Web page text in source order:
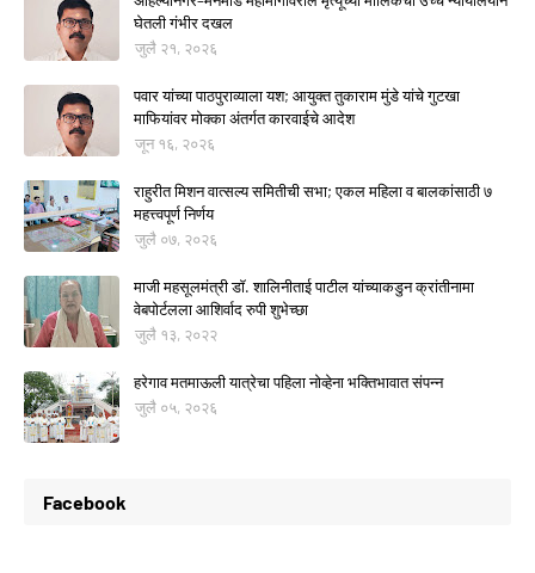
घेतली गंभीर दखल
जुलै २१, २०२६
पवार यांच्या पाठपुराव्याला यश; आयुक्त तुकाराम मुंडे यांचे गुटखा
माफियांवर मोक्का अंतर्गत कारवाईचे आदेश
जून १६, २०२६
राहुरीत मिशन वात्सल्य समितीची सभा; एकल महिला व बालकांसाठी ७
महत्त्वपूर्ण निर्णय
जुलै ०७, २०२६
माजी महसूलमंत्री डॉ. शालिनीताई पाटील यांच्याकडुन क्रांतीनामा
वेबपोर्टलला आशिर्वाद रुपी शुभेच्छा
जुलै १३, २०२२
हरेगाव मतमाऊली यात्रेचा पहिला नोव्हेना भक्तिभावात संपन्न
जुलै ०५, २०२६
Facebook